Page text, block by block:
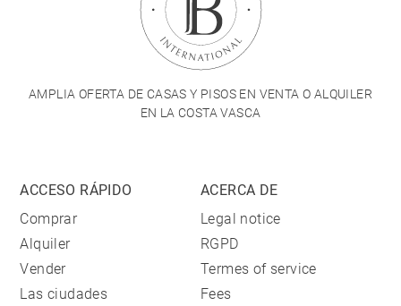
AMPLIA OFERTA DE CASAS Y PISOS EN VENTA O ALQUILER
EN LA COSTA VASCA
ACCESO RÁPIDO
Comprar
Alquiler
Vender
Las ciudades
ACERCA DE
Legal notice
RGPD
Termes of service
Fees